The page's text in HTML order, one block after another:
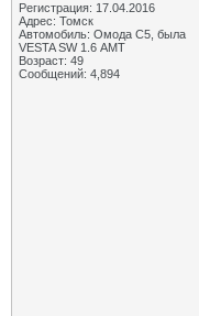
Регистрация: 17.04.2016
Адрес: Томск
Автомобиль: Омода С5, была
VESTA SW 1.6 АМТ
Возраст: 49
Сообщений: 4,894